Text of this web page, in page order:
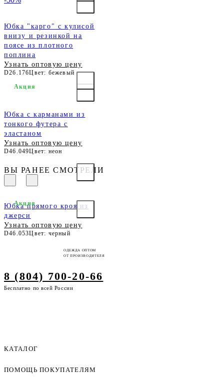
Юбка "карго" с кулисой
внизу и резинкой на
поясе из плотного
поплина
Узнать оптовую цену
D26.176Цвет: бежевый
Юбка с карманами из
тонкого футера с
эластаном
Узнать оптовую цену
D46.049Цвет: неон
Акция
ВЫ РАНЕЕ СМОТРЕЛИ
Юбка прямого кроя из
джерси
Узнать оптовую цену
D46.053Цвет: черный
Акция
ОДЕЖДА ОПТОМ
ОТ ПРОИЗВОДИТЕЛЯ
8 (804) 700-20-66
Бесплатно по всей России
КАТАЛОГ
Женская одежда оптом
ПОМОЩЬ ПОКУПАТЕЛЯМ